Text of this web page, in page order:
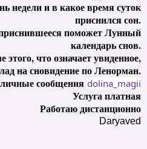
недели и в какое время суток
приснился сон.
поможет Лунный
календарь снов.
этого, что означает увиденное,
на сновидение по Ленорман.
сообщения dolina_magii
Услуга платная
Работаю дистанционно
Daryaved